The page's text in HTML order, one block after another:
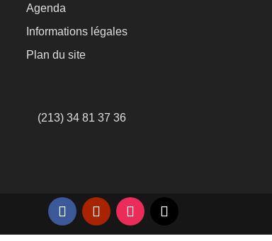
Agenda
Informations légales
Plan du site
(213) 34 81 37 36